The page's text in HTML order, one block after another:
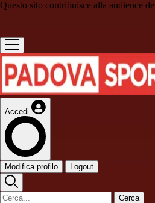
Questo sito contribuisce alla audience de
Accedi
Modifica profilo Logout
Cerca